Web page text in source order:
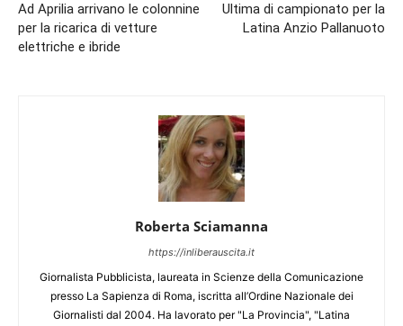
Ad Aprilia arrivano le colonnine
per la ricarica di vetture
elettriche e ibride
Ultima di campionato per la
Latina Anzio Pallanuoto
Roberta Sciamanna
https://inliberauscita.it
Giornalista Pubblicista, laureata in Scienze della Comunicazione
presso La Sapienza di Roma, iscritta all’Ordine Nazionale dei
Giornalisti dal 2004. Ha lavorato per "La Provincia", "Latina